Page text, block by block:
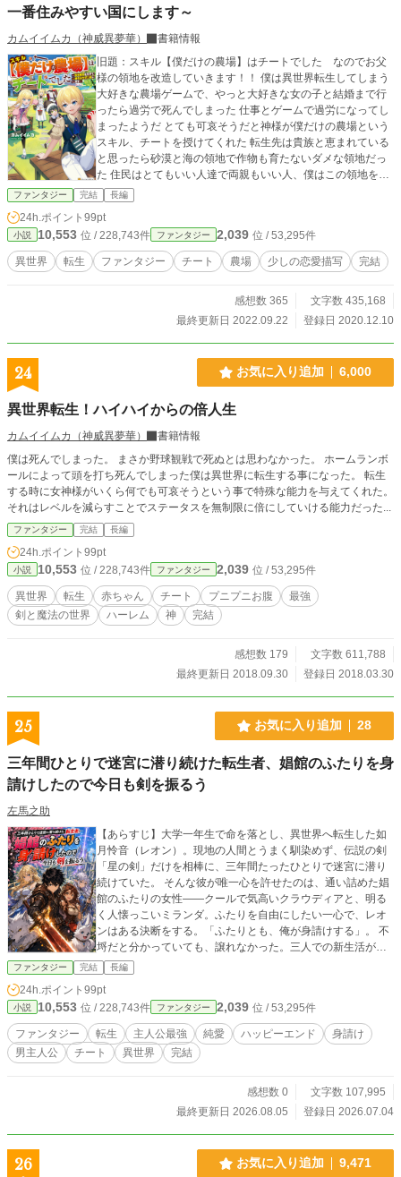
一番住みやすい国にします～
カムイイムカ（神威異夢華）
書籍情報
旧題：スキル【僕だけの農場】はチートでした なのでお父
様の領地を改造していきます！！ 僕は異世界転生してしまう
大好きな農場ゲームで、やっと大好きな女の子と結婚まで行
ったら過労で死んでしまった 仕事とゲームで過労になってし
まったようだ とても可哀そうだと神様が僕だけの農場という
スキル、チートを授けてくれた 転生先は貴族と恵まれている
と思ったら砂漠と海の領地で作物も育たないダメな領地だっ
た 住民はとてもいい人達で両親もいい人、僕はこの領地をチ
ートの力で一番にしてみせる ◇ HOTランキング一位獲得！
皆さま本当にありがとうございます！ 無事に書籍化となり絶
賛発売中です よかったら手に取っていただけると嬉しいです
これからも日々勉強していきたいと思います ◇ 僕だけの農場
二巻発売ということで少しだけウィンたちが前へと進むこと
となりました 毎日投稿とはいきませんが少しずつ進んでいき
ファンタジー 完結 長編
24h.ポイント 99pt
小説 10,553 位 / 228,743件 ファンタジー 2,039 位 / 53,295件
異世界 転生 ファンタジー チート 農場 少しの恋愛描写 完結
感想数 365
文字数 435,168
最終更新日 2022.09.22
登録日 2020.12.10
24 お気に入り追加 6,000
異世界転生！ハイハイからの倍人生
カムイイムカ（神威異夢華）
書籍情報
僕は死んでしまった。 まさか野球観戦で死ぬとは思わなかった。 ホームランボ
ールによって頭を打ち死んでしまった僕は異世界に転生する事になった。 転生
する時に女神様がいくら何でも可哀そうという事で特殊な能力を与えてくれた。
それはレベルを減らすことでステータスを無制限に倍にしていける能力だった...
ファンタジー 完結 長編
24h.ポイント 99pt
小説 10,553 位 / 228,743件 ファンタジー 2,039 位 / 53,295件
異世界 転生 赤ちゃん チート プニプニお腹
最強
剣と魔法の世界
ハーレム 神 完結
感想数 179
文字数 611,788
最終更新日 2018.09.30
登録日 2018.03.30
25 お気に入り追加 28
三年間ひとりで迷宮に潜り続けた転生者、娼館のふたりを身
請けしたので今日も剣を振るう
左馬之助
【あらすじ】大学一年生で命を落とし、異世界へ転生した如
月怜音（レオン）。現地の人間とうまく馴染めず、伝説の剣
「星の剣」だけを相棒に、三年間たったひとりで迷宮に潜り
続けていた。 そんな彼が唯一心を許せたのは、通い詰めた娼
館のふたりの女性――クールで気高いクラウディアと、明る
く人懐っこいミランダ。ふたりを自由にしたい一心で、レオ
ンはある決断をする。「ふたりとも、俺が身請けする」。 不
埒だと分かっていても、譲れなかった。三人での新生活が始
まったグレイシアの街で、レオンは静かに、けれど誰よりも
本気で、ふたりの幸せのために剣を振るう。 盗賊、迷宮の魔
物、そして過去に囚われたままの家族――ふたりの笑顔を守
るため、レオンの戦いはまだ終わらない。 不器用で、口下手
で、でも誰よりも一途な転生者と、ふたりのヒロインが紡
ぐ、あたたかい異世界ラブファンタジー。
ファンタジー 完結 長編
24h.ポイント 99pt
小説 10,553 位 / 228,743件 ファンタジー 2,039 位 / 53,295件
ファンタジー 転生 主人公最強 純愛 ハッピーエンド
身請け
男主人公
チート 異世界 完結
感想数 0
文字数 107,995
最終更新日 2026.08.05
登録日 2026.07.04
26 お気に入り追加 9,471